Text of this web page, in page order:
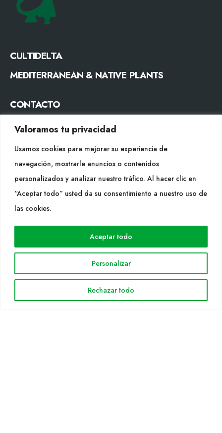
Valoramos tu privacidad
Usamos cookies para mejorar su experiencia de
navegación, mostrarle anuncios o contenidos
personalizados y analizar nuestro tráfico. Al hacer clic en
“Aceptar todo” usted da su consentimiento a nuestro uso de
las cookies.
Personalizar
Rechazar todo
Aceptar todo
CULTIDELTA
MEDITERRANEAN & NATIVE PLANTS
CONTACTO
SÍGUENOS
WEB
Cultidelta
Especies
Noticias